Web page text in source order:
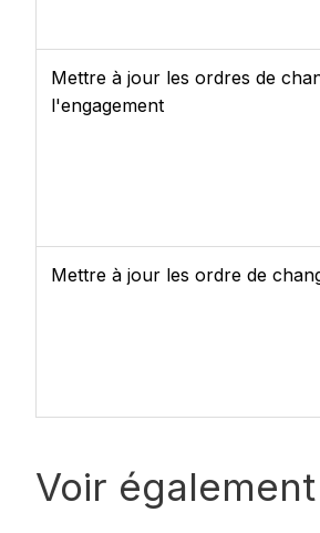
Mettre à jour les ordres de
l'engagement
Mettre à jour les ordre de
Voir également